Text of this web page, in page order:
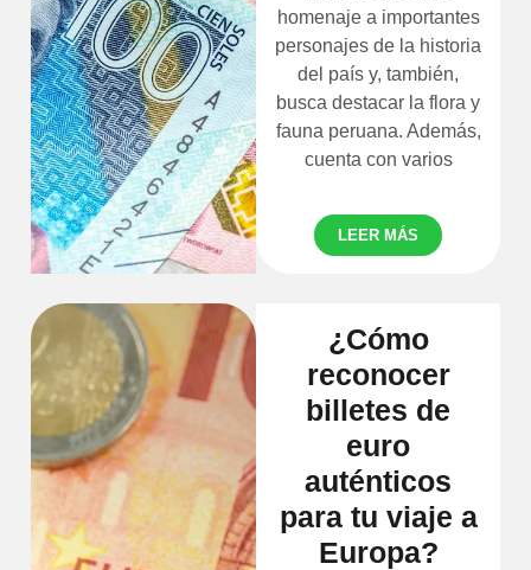
homenaje a importantes
personajes de la historia
del país y, también,
busca destacar la flora y
fauna peruana. Además,
cuenta con varios
LEER MÁS
¿Cómo
reconocer
billetes de
euro
auténticos
para tu viaje a
Europa?